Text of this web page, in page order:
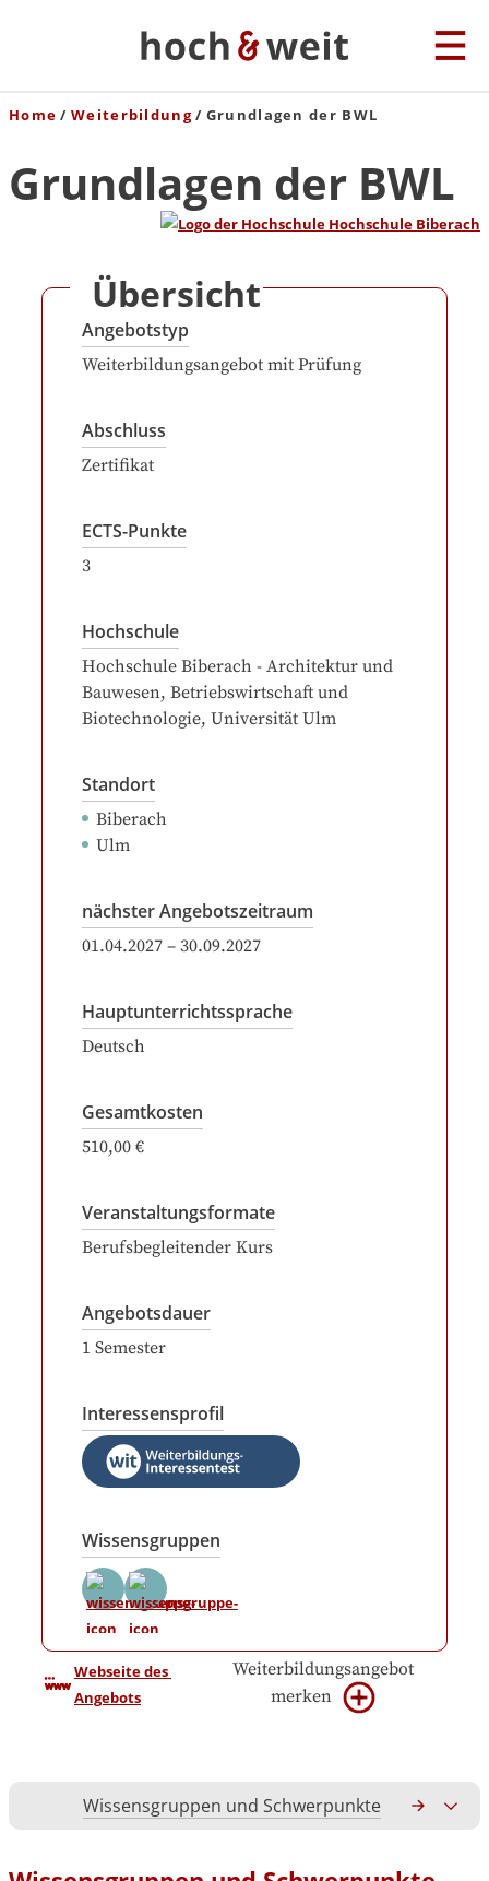
Home Weiterbildung Grundlagen der BWL
Grundlagen der BWL
Übersicht
Angebotstyp
Weiterbildungsangebot mit Prüfung
Abschluss
Zertifikat
ECTS-Punkte
3
Hochschule
Hochschule Biberach - Architektur und
Bauwesen, Betriebswirtschaft und
Biotechnologie, Universität Ulm
Standort
Biberach
Ulm
nächster Angebotszeitraum
01.04.2027 – 30.09.2027
Hauptunterrichtssprache
Deutsch
Gesamtkosten
510,00 €
Veranstaltungsformate
Berufsbegleitender Kurs
Angebotsdauer
1 Semester
Interessensprofil
Wissensgruppen
Webseite des
Angebots
Weiterbildungsangebot
merken
Wissensgruppen und Schwerpunkte